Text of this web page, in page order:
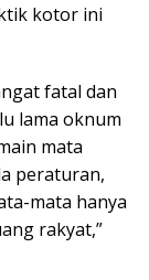
kotor ini
fatal dan
lama oknum
mata
peraturan,
mata hanya
rakyat,”